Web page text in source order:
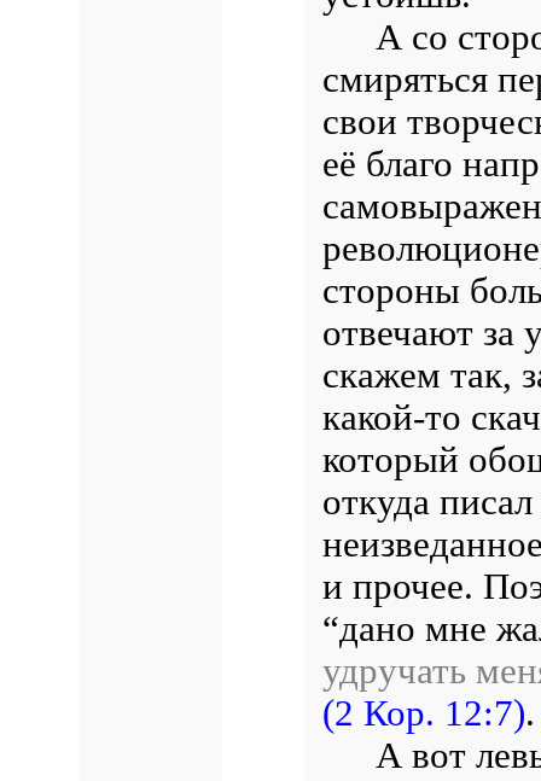
А со
смиряться
свои
её благо
стороны
отвечают за
скажем так,
какой-то
который
откуда
и прочее.
“дано мне
удручать
(2 Кор. 12:7).
А вот